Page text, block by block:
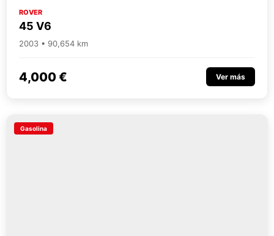
ROVER
45 V6
2003 • 90,654 km
4,000 € Ver más
Gasolina